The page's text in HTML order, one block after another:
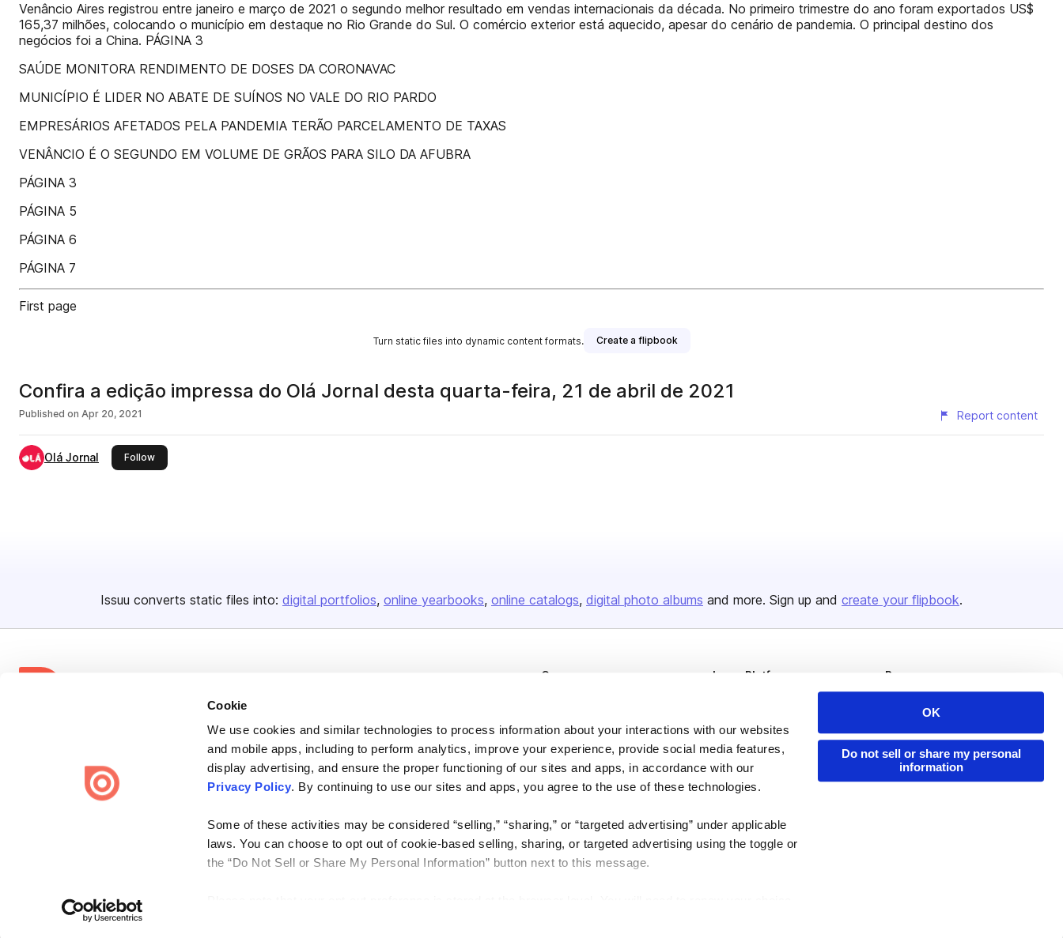
Cookie
We use cookies and similar technologies to process information about your interactions with our websites
and mobile apps, including to perform analytics, improve your experience, provide social media features,
display advertising, and ensure the proper functioning of our sites and apps, in accordance with our
Privacy Policy. By continuing to use our sites and apps, you agree to the use of these technologies.
Some of these activities may be considered “selling,” “sharing,” or “targeted advertising” under applicable
laws. You can choose to opt out of cookie-based selling, sharing, or targeted advertising using the toggle or
the “Do Not Sell or Share My Personal Information” button next to this message.
OK
Do not sell or share my personal
information
Venâncio Aires registrou entre janeiro e março de 2021 o segundo melhor resultado em vendas internacionais da década. No primeiro trimestre do ano foram exportados US$
165,37 milhões, colocando o município em destaque no Rio Grande do Sul. O comércio exterior está aquecido, apesar do cenário de pandemia. O principal destino dos
negócios foi a China. PÁGINA 3
SAÚDE MONITORA RENDIMENTO DE DOSES DA CORONAVAC
MUNICÍPIO É LIDER NO ABATE DE SUÍNOS NO VALE DO RIO PARDO
EMPRESÁRIOS AFETADOS PELA PANDEMIA TERÃO PARCELAMENTO DE TAXAS
VENÂNCIO É O SEGUNDO EM VOLUME DE GRÃOS PARA SILO DA AFUBRA
PÁGINA 3
PÁGINA 5
PÁGINA 6
PÁGINA 7
First page
Turn static files into dynamic content formats. Create a flipbook
Confira a edição impressa do Olá Jornal desta quarta-feira, 21 de abril de 2021
Published on Apr 20, 2021 Report content
Olá Jornal Followthis publisher
Issuu converts static files into: digital portfolios online yearbooks online catalogs digital photo albums and more. Sign up and create your flipbook.
share everywhere.
Issuu turns PDFs and other files into interactive flipbooks and
engaging content for every channel.
Company
Careers
Plans & Pricing
Issuu Platform
Features
Flipbook
Industries
Resources
Redeem Code
Privacy Law Enforcement